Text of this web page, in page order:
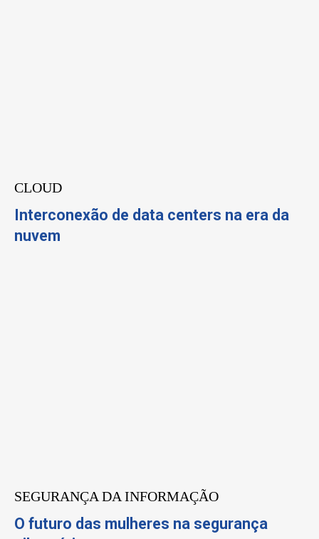
CLOUD
Interconexão de data centers na era da
nuvem
SEGURANÇA DA INFORMAÇÃO
O futuro das mulheres na segurança